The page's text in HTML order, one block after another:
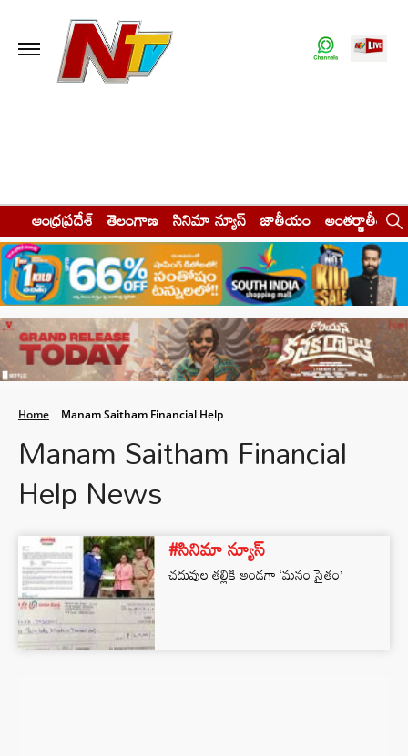
ఆంధ్రప్రదేశ్ తెలంగాణ సినిమా న్యూస్ జాతీయం అంతర్జాతీయం
Home Manam Saitham Financial Help
Manam Saitham Financial
Help News
#సినిమా న్యూస్
చదువుల తల్లికి అండగా ‘మనం సైతం’